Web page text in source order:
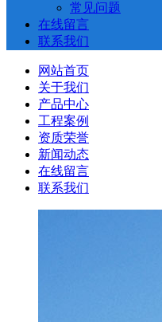
常见问题
在线留言
联系我们
网站首页
关于我们
产品中心
工程案例
资质荣誉
新闻动态
在线留言
联系我们